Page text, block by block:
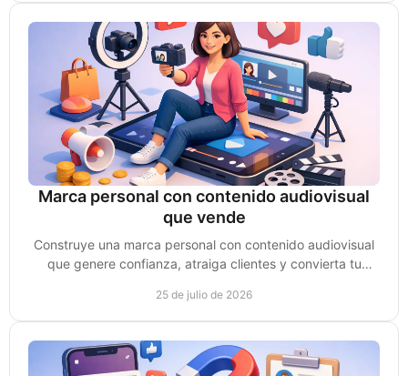
Marca personal con contenido audiovisual
que vende
Construye una marca personal con contenido audiovisual
que genere confianza, atraiga clientes y convierta tu
25 de julio de 2026